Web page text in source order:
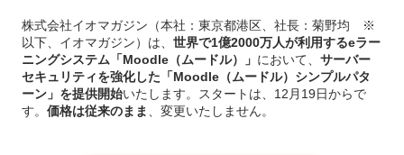
株式会社イオマガジン（本社：東京都港区、社長：菊野均 ※
以下、イオマガジン）は、 世界で1億2000万人が利用するeラー
ニングシステム「Moodle（ムードル）」 において、 サーバー
セキュリティを強化した「Moodle（ムードル）シンプルパタ
ーン」を提供開始いたします。スタートは、12月19日からで
す。 価格は従来のまま 、変更いたしません。